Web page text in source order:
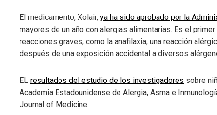
El medicamento, Xolair, ya ha sido aprobado por la
mayores de un año con alergias alimentarias. Es el
reacciones graves, como la anafilaxia, una reacción
después de una exposición accidental a diversos
EL resultados del estudio de los investigadores sobre
Academia Estadounidense de Alergia, Asma e
Journal of Medicine.